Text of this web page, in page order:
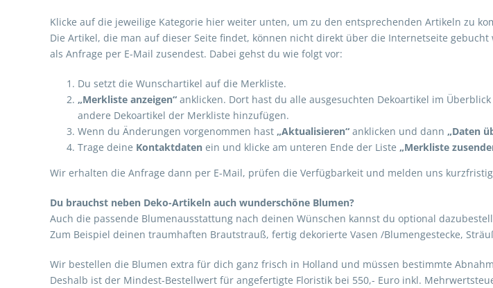
Klicke auf die jeweilige Kategorie hier weiter unten, um zu den entsprechenden Artikeln zu
Die Artikel, die man auf dieser Seite findet, können nicht direkt über die Internetseite
als Anfrage per E-Mail zusendest. Dabei gehst du wie folgt vor:
Du setzt die Wunschartikel auf die Merkliste.
„Merkliste anzeigen“ anklicken. Dort hast du alle ausgesuchten Dekoartikel im
andere Dekoartikel der Merkliste hinzufügen.
Wenn du Änderungen vorgenommen hast „Aktualisieren“ anklicken und dann „Daten
Trage deine Kontaktdaten ein und klicke am unteren Ende der Liste „Merkliste
Wir erhalten die Anfrage dann per E-Mail, prüfen die Verfügbarkeit und melden uns
Du brauchst neben Deko-Artikeln auch wunderschöne Blumen?
Auch die passende Blumenausstattung nach deinen Wünschen kannst du optional
Zum Beispiel deinen traumhaften Brautstrauß, fertig dekorierte Vasen /Blumengestecke,
Wir bestellen die Blumen extra für dich ganz frisch in Holland und müssen bestimmte
Deshalb ist der Mindest-Bestellwert für angefertigte Floristik bei 550,- Euro inkl.